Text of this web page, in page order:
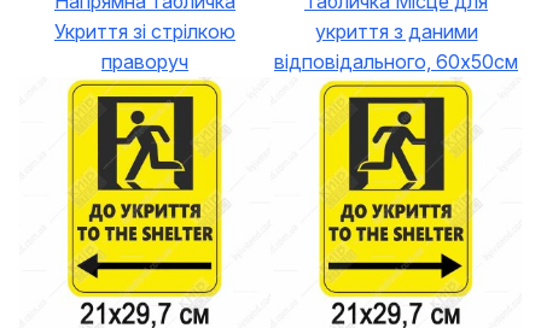
Укриття зі стрілкою
праворуч
укриття з даними
відповідального, 60х50см